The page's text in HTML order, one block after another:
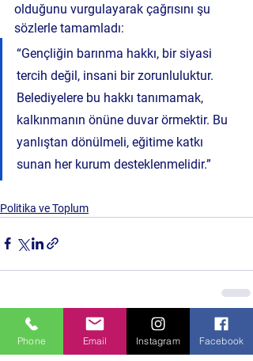
olduğunu vurgulayarak çağrısını şu
sözlerle tamamladı:
“Gençliğin barınma hakkı, bir siyasi
tercih değil, insani bir zorunluluktur.
Belediyelere bu hakkı tanımamak,
kalkınmanın önüne duvar örmektir. Bu
yanlıştan dönülmeli, eğitime katkı
sunan her kurum desteklenmelidir.”
Politika ve Toplum
Son Yazılar Hepsini Gör
Phone Email Instagram Facebook